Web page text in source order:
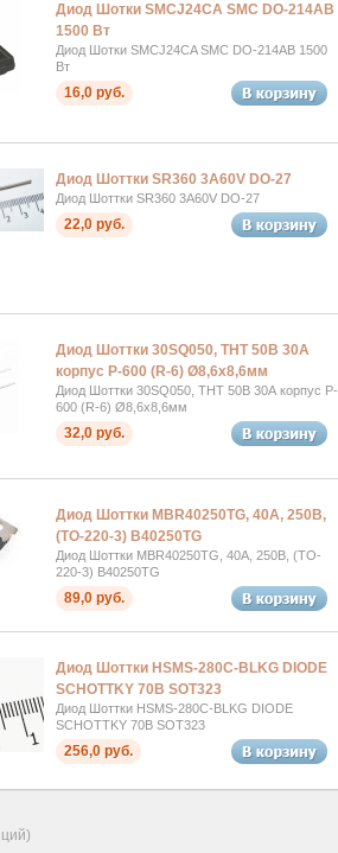
Диод Шотки SMCJ24CA SMC DO-214AB
1500 Вт
Диод Шотки SMCJ24CA SMC DO-214AB 1500
Вт
16,0 руб.
Диод Шоттки SR360 3A60V DO-27
Диод Шоттки SR360 3A60V DO-27
22,0 руб.
Диод Шоттки 30SQ050, THT 50В 30А
корпус P-600 (R-6) Ø8,6x8,6мм
Диод Шоттки 30SQ050, THT 50В 30А корпус P-
600 (R-6) Ø8,6x8,6мм
32,0 руб.
Диод Шоттки MBR40250TG, 40А, 250В,
(TO-220-3) B40250TG
Диод Шоттки MBR40250TG, 40А, 250В, (TO-
220-3) B40250TG
89,0 руб.
Диод Шоттки HSMS-280C-BLKG DIODE
SCHOTTKY 70В SOT323
Диод Шоттки HSMS-280C-BLKG DIODE
SCHOTTKY 70В SOT323
256,0 руб.